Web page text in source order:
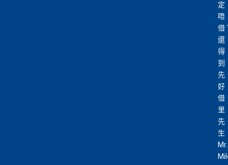
定
唔
借
還
得
到
先
好
借
里
先
生
Mr.